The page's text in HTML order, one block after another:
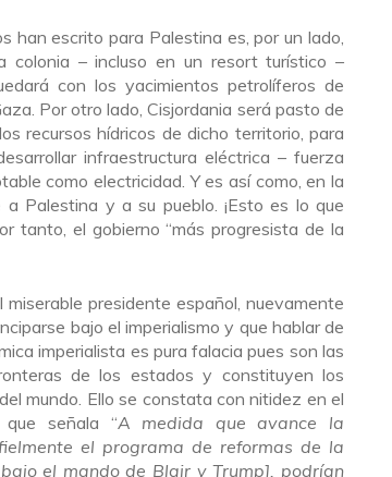
han escrito para Palestina es, por un lado,
colonia – incluso en un resort turístico –
con los yacimientos petrolíferos de
Por otro lado, Cisjordania será pasto de
recursos hídricos de dicho territorio, para
infraestructura eléctrica – fuerza
como electricidad. Y es así como, en la
Palestina y a su pueblo. ¡Esto es lo que
tanto, el gobierno “más progresista de la
presidente español, nuevamente
bajo el imperialismo y que hablar de
imperialista es pura falacia pues son las
de los estados y constituyen los
mundo. Ello se constata con nitidez en el
señala “A medida que avance la
el programa de reformas de la
el mando de Blair y Trump], podrían